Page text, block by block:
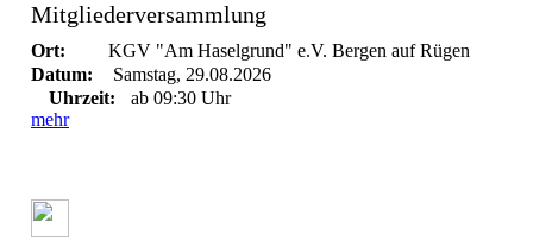
Mitgliederversammlung
Ort:
KGV "Am Haselgrund" e.V. Bergen auf Rügen
Datum:
Samstag, 29.08.2026
Uhrzeit:
ab 09:30 Uhr
mehr